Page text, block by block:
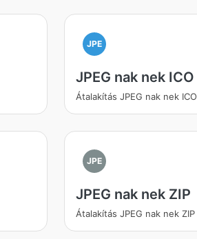
JPE
JPEG nak nek ICO
Átalakítás JPEG nak nek ICO
JPE
JPEG nak nek ZIP
Átalakítás JPEG nak nek ZIP